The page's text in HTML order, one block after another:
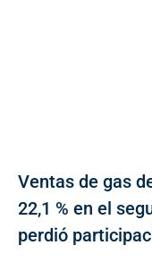
Ventas de gas
22,1 % en el
perdió